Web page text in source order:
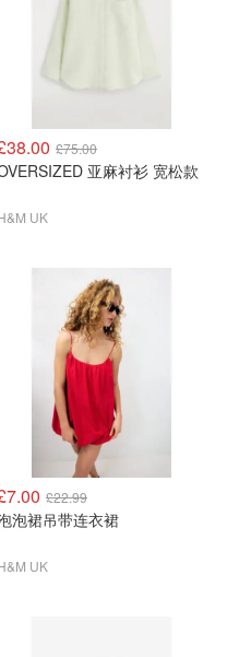
£75.00
亚麻衬衫 宽松款
UK
£22.99
泡裙吊带连衣裙
UK